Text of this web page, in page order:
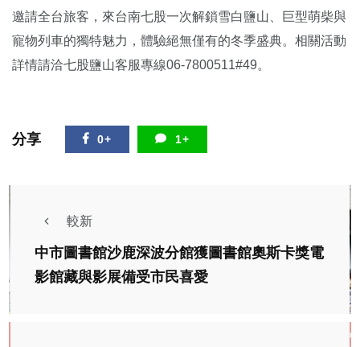
邀請全台旅客，來台南七股一次解鎖雪白鹽山、巨型萌柴與
寵物列車的獨特魅力，體驗絕無僅有的冬季盛典。相關活動
詳情請洽七股鹽山客服專線06-7800511#49。
分享 0+ 1+
較新
中市圖書館沙鹿深波分館獲圖書館奧斯卡獎電
影館藏與影展備受市民喜愛